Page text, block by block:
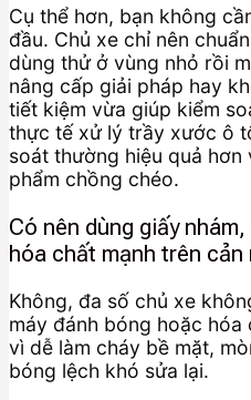
Cụ thể hơn, bạn không
đầu. Chủ xe chỉ nên
dùng thử ở vùng nhỏ rồi
nâng cấp giải pháp hay
tiết kiệm vừa giúp kiểm
thực tế xử lý trầy xước ô
soát thường hiệu quả hơn
phẩm chồng chéo.
Có nên dùng giấy
hóa chất mạnh trên cản
Không, đa số chủ xe
máy đánh bóng hoặc hóa
vì dễ làm cháy bề mặt,
bóng lệch khó sửa lại.